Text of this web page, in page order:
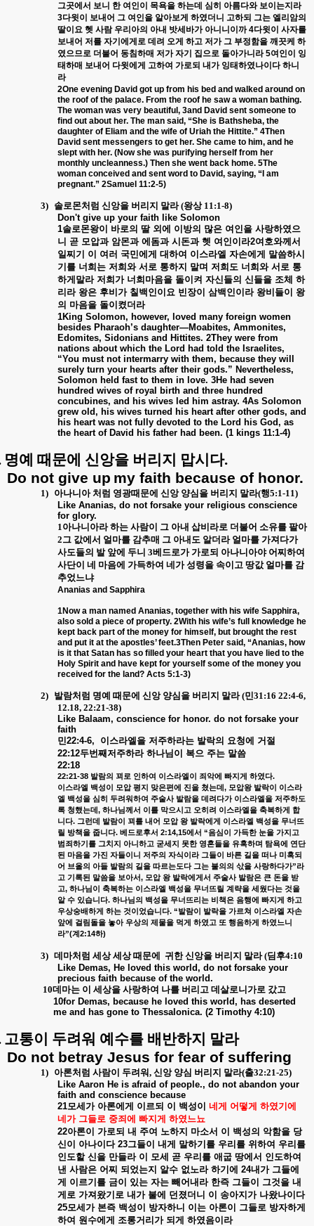
그곳에서 보니 한 여인이 목욕을 하는데 심히 아름다와 보이는지라
3다윗이 보내어 그 여인을 알아보게 하였더니 고하되 그는 엘리암의
딸이요 헷 사람 우리아의 아내 밧세바가 아니니이까4다윗이 사자를
보내어 저를 자기에게로 데려 오게 하고 저가 그 부정함을 깨끗케 하
였으므로 더불어 동침하매 저가 자기 집으로 돌아가니라5여인이 잉
태하매 보내어 다윗에게 고하여 가로되 내가 잉태하였나이다 하니
라
2One evening David got up from his bed and walked around on
the roof of the palace. From the roof he saw a woman bathing.
The woman was very beautiful, 3and David sent someone to
find out about her. The man said, “She is Bathsheba, the
daughter of Eliam and the wife of Uriah the Hittite.” 4Then
David sent messengers to get her. She came to him, and he
slept with her. (Now she was purifying herself from her
monthly uncleanness.) Then she went back home. 5The
woman conceived and sent word to David, saying, “I am
pregnant.” 2Samuel 11:2-5)
3) 솔로몬처럼 신앙을 버리지 말라(왕상 11:1-8)
Don't give up your faith like Solomon
1솔로몬왕이 바로의 딸 외에 이방의 많은 여인을 사랑하였으
니 곧 모압과 암몬과 에돔과 시돈과 헷 여인이라2여호와께서
일찌기
이 여러 국민에게 대하여 이스라엘 자손에게 말씀하시
기를 너희는 저희와 서로 통하지 말며 저희도 너희와 서로 통
하게말라 저희가 너희마음을 돌이켜 자신들의 신들을 조체 하
리라 왕은 후비가 칠백인이요 빈장이 삼백인이라 왕비들이
왕
의 마음을 돌이켰더라
1King Solomon, however, loved many foreign women
besides Pharaoh’s daughter—Moabites, Ammonites,
Edomites, Sidonians and Hittites. 2They were from
nations about which the Lord had told the Israelites,
“You must not intermarry with them, because they will
surely turn your hearts after their gods.” Nevertheless,
Solomon held fast to them in love. 3He had seven
hundred wives of royal birth and three hundred
concubines, and his wives led him astray. 4As Solomon
grew old, his wives turned his heart after other gods, and
his heart was not fully devoted to the Lord his God, as
the heart of David his father had been. (1 kings 11:1-4)
명예 때문에 신앙을 버리지 맙시다.
Do not give up my faith because of honor.
1) 아나니아 처럼 영광때문에 신앙 양심을 버리지 말라(행5:1-11)
Like Ananias, do not forsake your religious conscience
for glory.
1아나니아라 하는 사람이 그 아내 삽비라로 더불어 소유를 팔아
2그 값에서 얼마를 감추매 그 아내도 알더라 얼마를 가져다가
사도들의 발 앞에 두니 3베드로가 가로되 아나니아야 어찌하여
사단이 네 마음에 가득하여 네가 성령을 속이고 땅값 얼마를 감
추었느냐
Ananias and Sapphira
1Now a man named Ananias, together with his wife Sapphira,
also sold a piece of property. 2With his wife’s full knowledge he
kept back part of the money for himself, but brought the rest
and put it at the apostles’ feet.3Then Peter said, “Ananias, how
is it that Satan has so filled your heart that you have lied to the
Holy Spirit and have kept for yourself some of the money you
received for the land? Acts 5:1-3)
2) 발람처럼 명예 때문에 신앙 양심을 버리지 말라(민31:16 22:4-6,
12.18, 22:21-38)
Like Balaam, conscience for honor. do not forsake your
faith
민22:4-6, 이스라엘을 저주하라는 발락의 요청에 거절
22:12두번째저주하라 하나님이 복으 주는 말씀
22:18
22:21-38 발람의 꾀로 인하여 이스라엘이 죄악에 빠지게 하였다.
이스라엘 백성이 모압 평지 맞은편에 진을 쳤는데 , 모압왕 발락이
이스라
엘 백성을 심히 두려워하여 주술사 발람을 데려다가 이스라엘을 저주하도
록 청했는데 , 하나님께서 이를 막으시고 오히려 이스라엘을 축복하게
합
니다. 그런데 발람이 꾀를 내어 모압 왕 발락에게 이스라엘 백성을 무너뜨
릴 방책을 줍니다. 베드로후서 2:14,15에서 “음심이 가득한 눈을 가지고
범죄하기를 그치지 아니하고 굳세지 못한 영혼들을 유혹하며 탐욕에
연단
된 마음을 가진 자들이니 저주의 자식이라 그들이 바른 길을 떠나 미혹되
어
브올의 아들 발람의 길을 따르는도다 그는 불의의 삯을 사랑하다가”라
고 기록된 말씀을 보아서, 모압 왕 발락에게서 주술사 발람은 큰 돈을 받
고, 하나님이 축복하는 이스라엘 백성을 무너뜨릴 계략을 세웠다는 것을
알 수 있습니다. 하나님의 백성을 무너뜨리는 비책은 음행에 빠지게
하고
우상숭배하게
하는 것이었습니다. “발람이 발락을 가르쳐 이스라엘 자손
앞에
걸림돌을 놓아 우상의 제물을 먹게 하였고 또 행음하게
하였느니
라”(계 2:14하)
3) 데마처럼 세상 세상 때문에 귀한 신앙을 버리지 말라(딤후4:10
Like Demas, He loved this world, do not forsake your
precious faith because of the world.
10데마는 이 세상을 사랑하여 나를 버리고 데살로니가로 갔고
10for Demas, because he loved this world, has deserted
me and has gone to Thessalonica. (2 Timothy 4:10)
고통이 두려워 예수를 배반하지 말라
Do not betray Jesus for fear of suffering
1) 아론처럼 사람이 두려워 , 신앙 양심 버리지 말라(출32:21-25)
Like Aaron He is afraid of people., do not abandon your
faith and conscience because
21모세가 아론에게 이르되 이 백성이 네게 어떻게 하였기에
네가 그들로 중죄에 빠지게 하였느뇨
22아론이 가로되 내 주여 노하지 마소서 이 백성의 악함을 당
신이
아나이다23그들이 내게 말하기를 우리를 위하여 우리를
인도할 신을 만들라 이 모세 곧 우리를 애굽 땅에서 인도하여
낸 사람은 어찌 되었는지 알수 없노라 하기에 24내가 그들에
게 이르기를 금이 있는 자는 빼어내라 한즉 그들이 그것을 내
게로 가져왔기로 내가 불에 던졌더니 이 송아지가 나왔나이다
25모세가 본즉 백성이 방자하니 이는 아론이 그들로 방자하게
하여 원수에게 조롱거리가 되게 하였음이라